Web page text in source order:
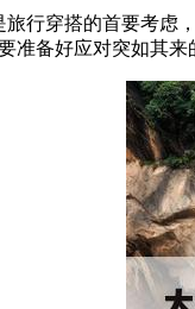
行穿搭的首要考虑
准备好应对突如其来